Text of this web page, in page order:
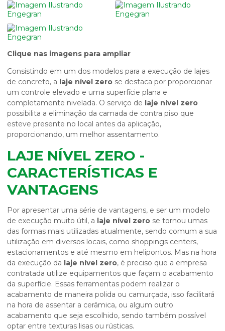
Clique nas imagens para ampliar
Consistindo em um dos modelos para a execução de lajes
de concreto, a laje nível zero se destaca por proporcionar
um controle elevado e uma superfície plana e
completamente nivelada. O serviço de laje nível zero
possibilita a eliminação da camada de contra piso que
esteve presente no local antes da aplicação,
proporcionando, um melhor assentamento.
LAJE NÍVEL ZERO -
CARACTERÍSTICAS E
VANTAGENS
Por apresentar uma série de vantagens, e ser um modelo
de execução muito útil, a laje nível zero se tornou umas
das formas mais utilizadas atualmente, sendo comum a sua
utilização em diversos locais, como shoppings centers,
estacionamentos e até mesmo em helipontos. Mas na hora
da execução da laje nível zero, é preciso que a empresa
contratada utilize equipamentos que façam o acabamento
da superfície. Essas ferramentas podem realizar o
acabamento de maneira polida ou camurçada, isso facilitará
na hora de assentar a cerâmica, ou algum outro
acabamento que seja escolhido, sendo também possível
optar entre texturas lisas ou rústicas.